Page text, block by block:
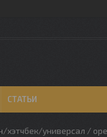
СТАТЬИ
хэтчбек/универсал /